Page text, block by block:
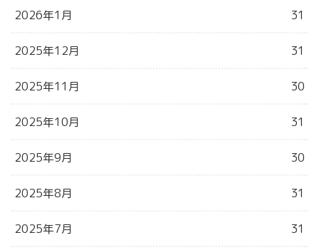
2026年1月 31
2025年12月 31
2025年11月 30
2025年10月 31
2025年9月 30
2025年8月 31
2025年7月 31